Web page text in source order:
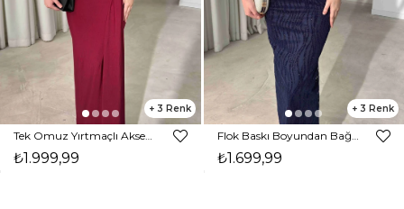
3
₺1.999,99
3
₺1.699,99